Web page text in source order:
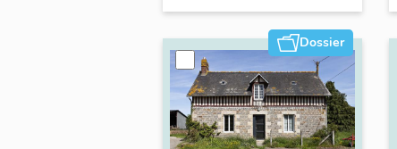
Dossier